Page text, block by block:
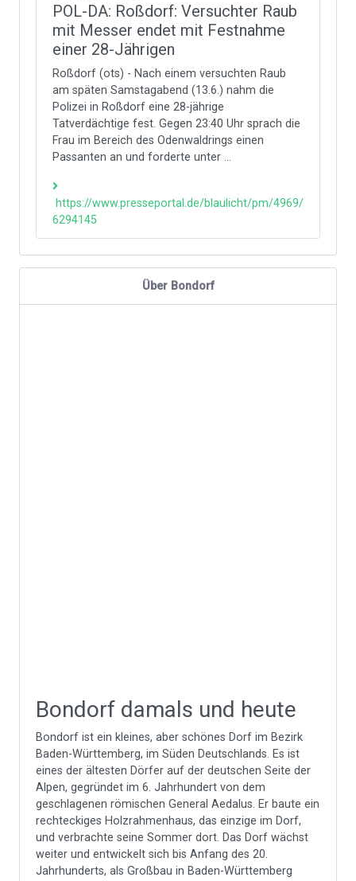
POL-DA: Roßdorf: Versuchter Raub
mit Messer endet mit Festnahme
einer 28-Jährigen
Roßdorf (ots) - Nach einem versuchten Raub
am späten Samstagabend (13.6.) nahm die
Polizei in Roßdorf eine 28-jährige
Tatverdächtige fest. Gegen 23:40 Uhr sprach die
Frau im Bereich des Odenwaldrings einen
Passanten an und forderte unter ...
https://www.presseportal.de/blaulicht/pm/4969/
6294145
Über Bondorf
Bondorf damals und heute
Bondorf ist ein kleines, aber schönes Dorf im Bezirk
Baden-Württemberg, im Süden Deutschlands. Es ist
eines der ältesten Dörfer auf der deutschen Seite der
Alpen, gegründet im 6. Jahrhundert von dem
geschlagenen römischen General Aedalus. Er baute ein
rechteckiges Holzrahmenhaus, das einzige im Dorf,
und verbrachte seine Sommer dort. Das Dorf wächst
weiter und entwickelt sich bis Anfang des 20.
Jahrhunderts, als Großbau in Baden-Württemberg